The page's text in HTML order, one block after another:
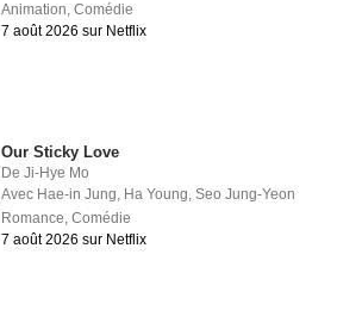
Animation,Comédie
7 août 2026 sur Netflix
Our Sticky Love
DeJi-Hye Mo
Avec Hae-in Jung Ha Young ,Seo Jung-Yeon
Romance ,Comédie
7 août 2026 sur Netflix